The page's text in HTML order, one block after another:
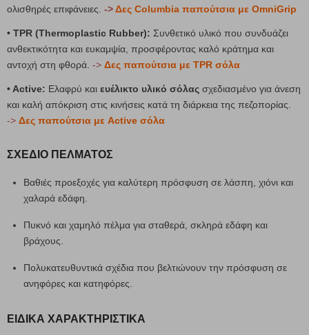
ολισθηρές επιφάνειες. ->Δες Columbia παπούτσια με OmniGrip
• TPR (Thermoplastic Rubber): Συνθετικό υλικό που συνδυάζει
ανθεκτικότητα και ευκαμψία, προσφέροντας καλό κράτημα και
αντοχή στη φθορά. -> Δες παπούτσια με TPR σόλα
• Active: Ελαφρύ και ευέλικτο υλικό σόλας σχεδιασμένο για άνεση
και καλή απόκριση στις κινήσεις κατά τη διάρκεια της πεζοπορίας.
-> Δες παπούτσια με Active σόλα
ΣΧΈΔΙΟ ΠΈΛΜΑΤΟΣ
Βαθιές προεξοχές για καλύτερη πρόσφυση σε λάσπη, χιόνι και
χαλαρά εδάφη.
Πυκνό και χαμηλό πέλμα για σταθερά, σκληρά εδάφη και
βράχους.
Πολυκατευθυντικά σχέδια που βελτιώνουν την πρόσφυση σε
ανηφόρες και κατηφόρες.
ΕΙΔΙΚΆ ΧΑΡΑΚΤΗΡΙΣΤΙΚΆ